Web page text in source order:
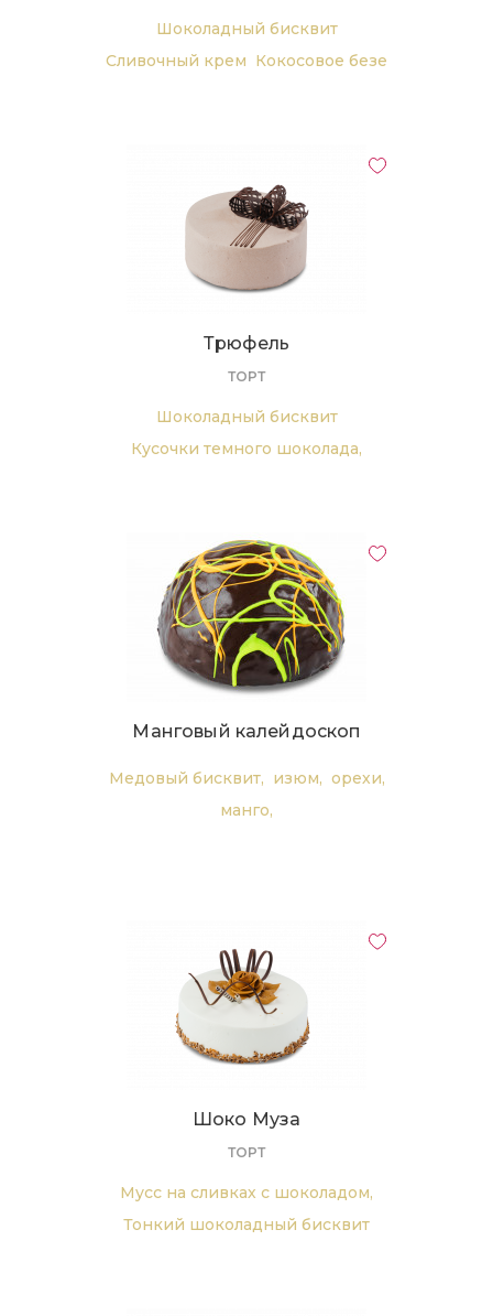
Шоколадный бисквит
Сливочный крем Кокосовое безе
Трюфель
ТОРТ
Шоколадный бисквит
Кусочки темного шоколада,
Манговый калейдоскоп
Медовый бисквит, изюм, орехи,
манго,
Шоко Муза
ТОРТ
Мусс на сливках с шоколадом,
Тонкий шоколадный бисквит